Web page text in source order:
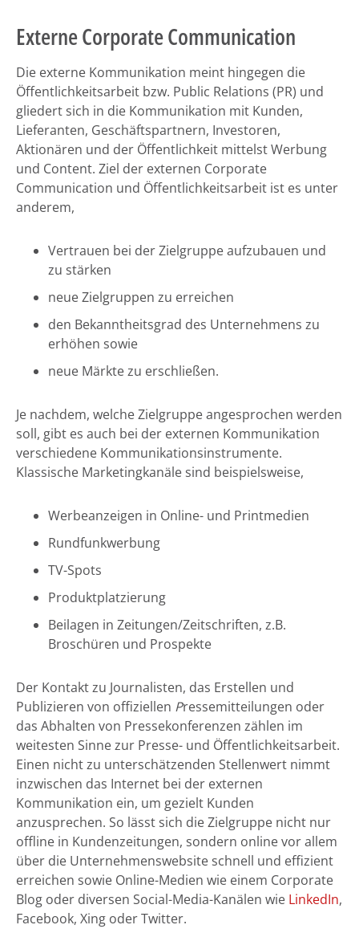
Externe Corporate Communication
Die externe Kommunikation meint hingegen die
Öffentlichkeitsarbeit bzw. Public Relations (PR) und
gliedert sich in die Kommunikation mit Kunden,
Lieferanten, Geschäftspartnern, Investoren,
Aktionären und der Öffentlichkeit mittelst Werbung
und Content. Ziel der externen Corporate
Communication und Öffentlichkeitsarbeit ist es unter
anderem,
Vertrauen bei der Zielgruppe aufzubauen und
zu stärken
neue Zielgruppen zu erreichen
den Bekanntheitsgrad des Unternehmens zu
erhöhen sowie
neue Märkte zu erschließen.
Je nachdem, welche Zielgruppe angesprochen werden
soll, gibt es auch bei der externen Kommunikation
verschiedene Kommunikationsinstrumente.
Klassische Marketingkanäle sind beispielsweise,
Werbeanzeigen in Online- und Printmedien
Rundfunkwerbung
TV-Spots
Produktplatzierung
Beilagen in Zeitungen/Zeitschriften, z.B.
Broschüren und Prospekte
Der Kontakt zu Journalisten, das Erstellen und
Publizieren von offiziellen Pressemitteilungen oder
das Abhalten von Pressekonferenzen zählen im
weitesten Sinne zur Presse- und Öffentlichkeitsarbeit.
Einen nicht zu unterschätzenden Stellenwert nimmt
inzwischen das Internet bei der externen
Kommunikation ein, um gezielt Kunden
anzusprechen. So lässt sich die Zielgruppe nicht nur
offline in Kundenzeitungen, sondern online vor allem
über die Unternehmenswebsite schnell und effizient
erreichen sowie Online-Medien wie einem Corporate
Blog oder diversen Social-Media-Kanälen wie LinkedIn,
Facebook, Xing oder Twitter.